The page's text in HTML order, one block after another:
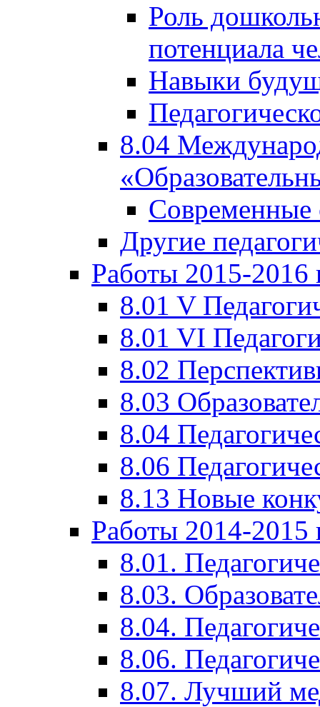
Роль
потенциала
Навыки
8.04
Современные
Другие
Работы 2015-2016
8.01 V
8.01 VI
8.02
8.03
8.04
8.06
8.13 Новые
Работы 2014-2015
8.01.
8.03.
8.04.
8.06.
8.07. Лучший